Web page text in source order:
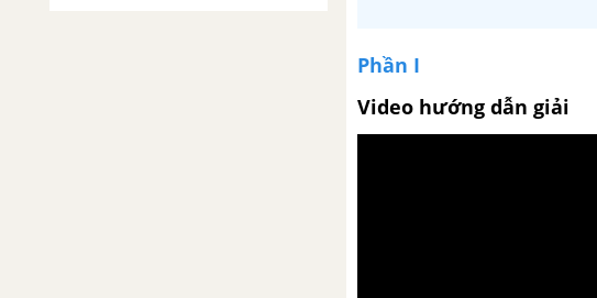
Phần I
Video hướng dẫn giải